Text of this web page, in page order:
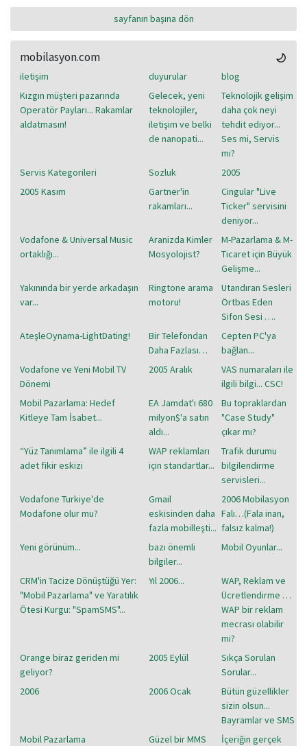
sayfanın başına dön
mobilasyon.com
iletişim duyurular
blog
Kızgın müşteri pazarında
Operatör Payları... Rakamlar
aldatmasın!
Gelecek, yeni
teknolojiler,
iletişim ve belki
de nanopati...
Teknolojik gelişim
daha çok neyi
tehdit ediyor...
Ses mi, Servis
mi?
Servis Kategorileri
Sozluk
2005
2005 Kasım
Gartner'in
rakamları...
Cingular "Live
Ticker" servisini
deniyor...
Vodafone & Universal Music
ortaklığı...
Aranizda Kimler
Mosyolojist?
M-Pazarlama & M-
Ticaret için Büyük
Gelişme...
Yakınında bir yerde arkadaşın
var...
Ringtone arama
motoru!
Utandıran Sesleri
Örtbas Eden
Sifon Sesi ….
AteşleOynama-LightDating!
Bir Telefondan
Daha Fazlası…
Cepten PC'ya
bağlan...
Vodafone ve Yeni Mobil TV
Dönemi
2005 Aralık
VAS numaraları ile
ilgili bilgi... CSC!
Mobil Pazarlama: Hedef
Kitleye Tam İsabet...
EA Jamdat'ı 680
milyon$'a satın
aldı...
Bu topraklardan
"Case Study"
çıkar mı?
“Yüz Tanımlama” ile ilgili 4
adet fikir eskizi
WAP reklamları
için standartlar...
Trafik durumu
bilgilendirme
servisleri...
Vodafone Turkiye'de
Modafone olur mu?
Gmail
eskisinden daha
fazla mobilleşti...
2006 Mobilasyon
Falı…(Fala inan,
falsız kalma!)
Yeni görünüm...
bazı önemli
bilgiler...
Mobil Oyunlar...
CRM'in Tacize Dönüştüğü Yer:
"Mobil Pazarlama" ve Yaratılık
Ötesi Kurgu: "SpamSMS"...
Yıl 2006...
WAP, Reklam ve
Ücretlendirme …
WAP bir reklam
mecrası olabilir
mi?
Orange biraz geriden mi
geliyor?
2005 Eylül
Sıkça Sorulan
Sorular...
2006
2006 Ocak
Bütün güzellikler
sizin olsun...
Bayramlar ve SMS
Mobil Pazarlama
Güzel bir MMS
İçeriğin gerçek